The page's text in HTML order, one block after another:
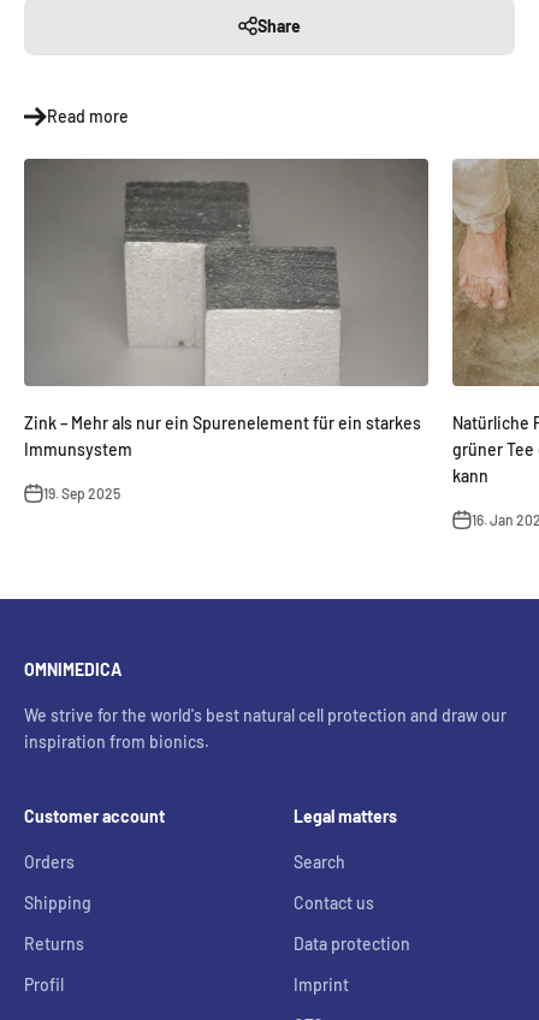
Share
Read more
Zink – Mehr als nur ein Spurenelement für ein starkes
Immunsystem
19. Sep 2025
Natürliche
grüner
kann
16. Jan
OMNIMEDICA
We strive for the world's best natural cell protection and draw our
inspiration from bionics.
Customer account
Orders
Shipping
Returns
Profil
Legal matters
Search
Contact us
Data protection
Imprint